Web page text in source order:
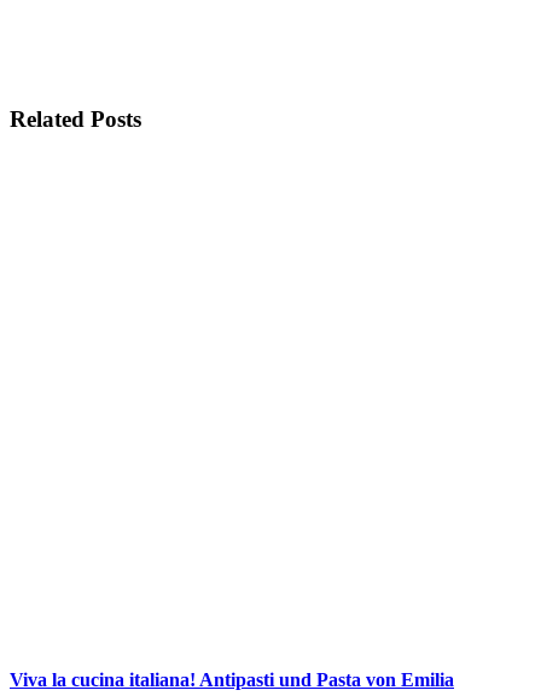
Related Posts
Viva la cucina italiana! Antipasti und Pasta von Emilia